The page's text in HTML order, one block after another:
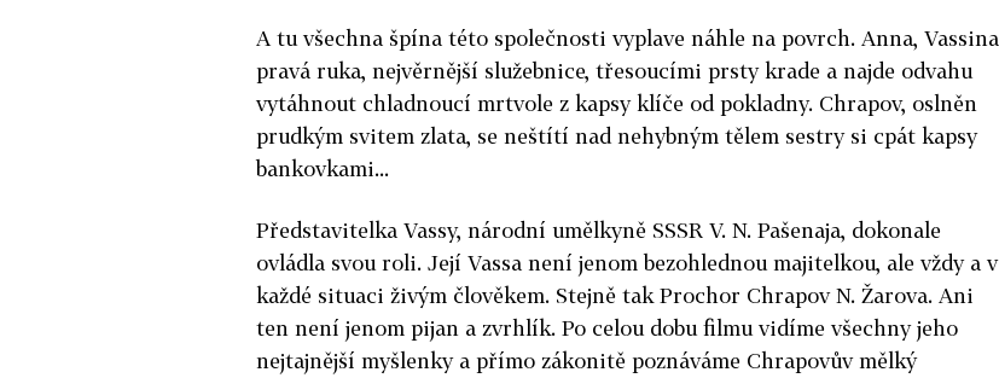
A tu všechna špína této společnosti vyplave náhle na povrch. Anna, Vassina
pravá ruka, nejvěrnější služebnice, třesoucími prsty krade a najde odvahu
vytáhnout chladnoucí mrtvole z kapsy klíče od pokladny. Chrapov, oslněn
prudkým svitem zlata, se neštítí nad nehybným tělem sestry si cpát kapsy
bankovkami...
Představitelka Vassy, národní umělkyně SSSR V. N. Pašenaja, dokonale
ovládla svou roli. Její Vassa není jenom bezohlednou majitelkou, ale vždy a v
každé situaci živým člověkem. Stejně tak Prochor Chrapov N. Žarova. Ani
ten není jenom pijan a zvrhlík. Po celou dobu filmu vidíme všechny jeho
nejtajnější myšlenky a přímo zákonitě poznáváme Chrapovův mělký